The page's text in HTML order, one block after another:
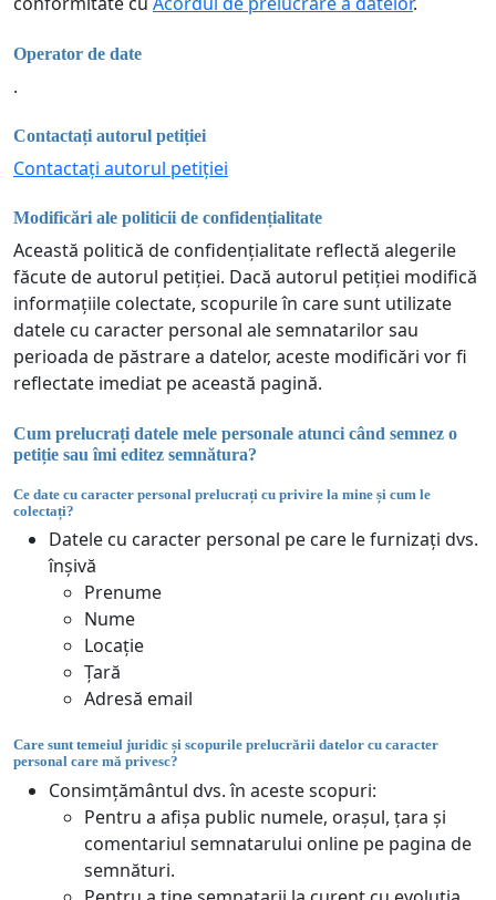
Operator de date
.
Contactați autorul petiției
Contactați autorul petiției
Modificări ale politicii de confidențialitate
Această politică de confidențialitate reflectă alegerile
făcute de autorul petiției. Dacă autorul petiției modifică
informațiile colectate, scopurile în care sunt utilizate
datele cu caracter personal ale semnatarilor sau
perioada de păstrare a datelor, aceste modificări vor fi
reflectate imediat pe această pagină.
Cum prelucrați datele mele personale atunci când semnez o
petiție sau îmi editez semnătura?
Ce date cu caracter personal prelucrați cu privire la mine și cum le
colectați?
Datele cu caracter personal pe care le furnizați dvs.
înșivă
Prenume
Nume
Locație
Țară
Adresă email
Care sunt temeiul juridic și scopurile prelucrării datelor cu caracter
personal care mă privesc?
Consimțământul dvs. în aceste scopuri:
Pentru a afișa public numele, orașul, țara și
comentariul semnatarului online pe pagina de
semnături.